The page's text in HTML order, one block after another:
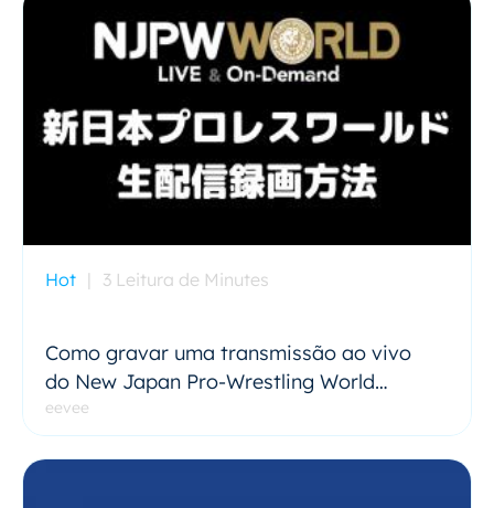
Hot | 3 Leitura de Minutes
Como gravar uma transmissão ao vivo
do New Japan Pro-Wrestling World
(NJPW World)
eevee